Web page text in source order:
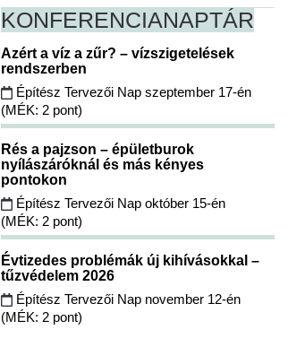
KONFERENCIANAPTÁR
Azért a víz a zűr? – vízszigetelések
rendszerben
Építész Tervezői Nap szeptember 17-én
(MÉK: 2 pont)
Rés a pajzson – épületburok
nyílászáróknál és más kényes
pontokon
Építész Tervezői Nap október 15-én
(MÉK: 2 pont)
Évtizedes problémák új kihívásokkal –
tűzvédelem 2026
Építész Tervezői Nap november 12-én
(MÉK: 2 pont)